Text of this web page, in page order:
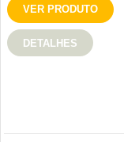
VER PRODUTO
DETALHES